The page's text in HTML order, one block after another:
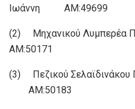
Ιωάννη ΑΜ:49699
(2) Μηχανικού Λυμπερέα
ΑΜ:50171
(3) Πεζικού Σελαϊδινάκου
ΑΜ:50183